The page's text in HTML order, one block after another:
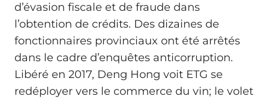
d’évasion fiscale et de fraude dans
l’obtention de crédits. Des dizaines de
fonctionnaires provinciaux ont été arrêtés
dans le cadre d’enquêtes anticorruption.
Libéré en 2017, Deng Hong voit ETG se
redéployer vers le commerce du vin; le volet